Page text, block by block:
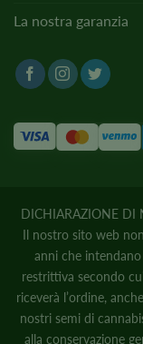
La nostra garanzia
DICHIARAZIONE DI
Il nostro sito web
anni che
restrittiva secondo
riceverà l’ordine,
nostri semi di
alla conservazione